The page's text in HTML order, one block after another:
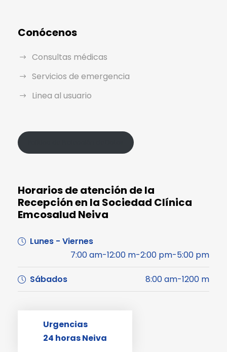
Conócenos
Consultas médicas
Servicios de emergencia
Linea al usuario
Horarios de atención de la
Recepción en la Sociedad Clínica
Emcosalud Neiva
Lunes - Viernes
7:00 am-12:00 m-2:00 pm-5:00 pm
Sábados 8:00 am-1200 m
Urgencias
24 horas Neiva